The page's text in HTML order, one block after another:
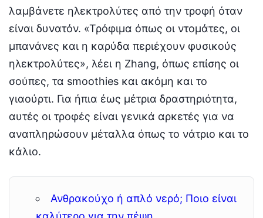
λαμβάνετε ηλεκτρολύτες από την τροφή όταν
είναι δυνατόν. «Τρόφιμα όπως οι ντομάτες, οι
μπανάνες και η καρύδα περιέχουν φυσικούς
ηλεκτρολύτες», λέει η Zhang, όπως επίσης οι
σούπες, τα smoothies και ακόμη και το
γιαούρτι. Για ήπια έως μέτρια δραστηριότητα,
αυτές οι τροφές είναι γενικά αρκετές για να
αναπληρώσουν μέταλλα όπως το νάτριο και το
κάλιο.
Ανθρακούχο ή απλό νερό; Ποιο είναι